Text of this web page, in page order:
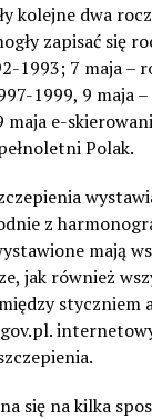
kolejne dwa
zapisać się
1993; 7 maja –
1999, 9 maja
maja e-
Polak.
z
mają
jak również
styczniem
się na kilka